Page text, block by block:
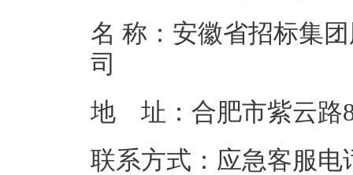
名 称：安徽省招标集
地 址：合
联系方式：应急客服电